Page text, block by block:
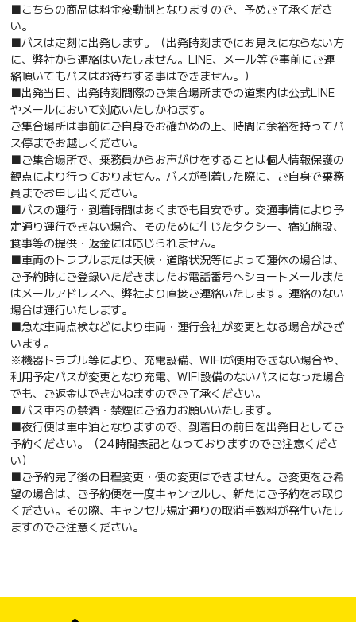
■こちらの商品は料金変動制となりますので、予めご了承くださ
い。
■バスは定刻に出発します。（出発時刻までにお見えにならない方
に、弊社から連絡はいたしません。LINE、メール等で事前にご連
絡頂いてもバスはお待ちする事はできません。）
■出発当日、出発時刻間際のご集合場所までの道案内は公式LINE
やメールにおいて対応いたしかねます。
ご集合場所は事前にご自身でお確かめの上、時間に余裕を持ってバ
ス停までお越しください。
■ご集合場所で、乗務員からお声がけをすることは個人情報保護の
観点により行っておりません。バスが到着した際に、ご自身で乗務
員までお申し出ください。
■バスの運行・到着時間はあくまでも目安です。交通事情により予
定通り運行できない場合、そのために生じたタクシー、宿泊施設、
食事等の提供・返金には応じられません。
■車両のトラブルまたは天候・道路状況等によって運休の場合は、
ご予約時にご登録いただきましたお電話番号へショートメールまた
はメールアドレスへ、弊社より直接ご連絡いたします。連絡のない
場合は運行いたします。
■急な車両点検などにより車両・運行会社が変更となる場合がござ
います。
※機器トラブル等により、充電設備、WIFIが使用できない場合や、
利用予定バスが変更となり充電、WIFI設備のないバスになった場合
でも、ご返金はできかねますのでご了承ください。
■バス車内の禁酒・禁煙にご協力お願いいたします。
■夜行便は車中泊となりますので、到着日の前日を出発日としてご
予約ください。（24時間表記となっておりますのでご注意くださ
い）
■ご予約完了後の日程変更・便の変更はできません。ご変更をご希
望の場合は、ご予約便を一度キャンセルし、新たにご予約をお取り
ください。その際、キャンセル規定通りの取消手数料が発生いたし
ますのでご注意ください。